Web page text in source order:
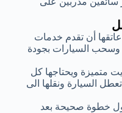
أن تقدم خدمات
وسحب السيارات بجودة
ويحتاجها كل
السيارة ونقلها الى
خطوة صحيحة بعد